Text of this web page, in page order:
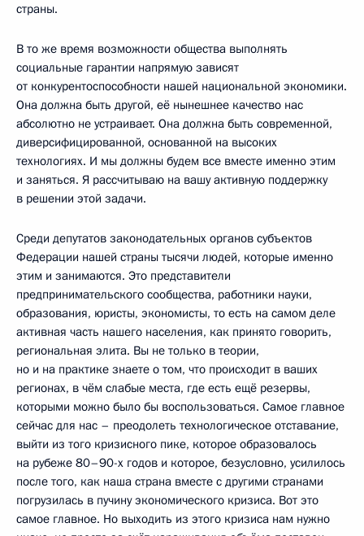
страны.
В то же время возможности общества выполнять
социальные гарантии напрямую зависят
от конкурентоспособности нашей национальной экономики.
Она должна быть другой, её нынешнее качество нас
абсолютно не устраивает. Она должна быть современной,
диверсифицированной, основанной на высоких
технологиях. И мы должны будем все вместе именно этим
и заняться. Я рассчитываю на вашу активную поддержку
в решении этой задачи.
Среди депутатов законодательных органов субъектов
Федерации нашей страны тысячи людей, которые именно
этим и занимаются. Это представители
предпринимательского сообщества, работники науки,
образования, юристы, экономисты, то есть на самом деле
активная часть нашего населения, как принято говорить,
региональная элита. Вы не только в теории,
но и на практике знаете о том, что происходит в ваших
регионах, в чём слабые места, где есть ещё резервы,
которыми можно было бы воспользоваться. Самое главное
сейчас для нас – преодолеть технологическое отставание,
выйти из того кризисного пике, которое образовалось
на рубеже 80–90-х годов и которое, безусловно, усилилось
после того, как наша страна вместе с другими странами
погрузилась в пучину экономического кризиса. Вот это
самое главное. Но выходить из этого кризиса нам нужно